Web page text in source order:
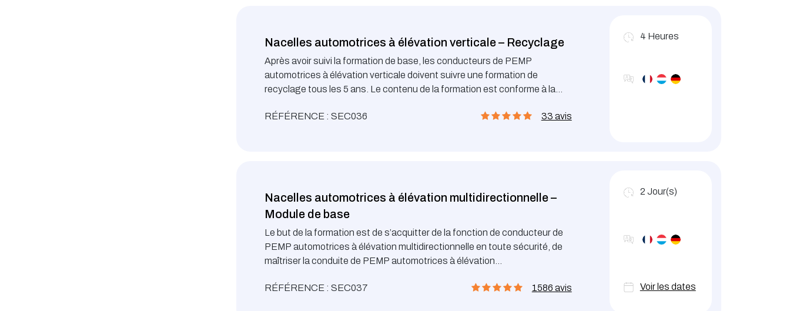
Nacelles automotrices à élévation verticale – Recyclage
Après avoir suivi la formation de base, les conducteurs de PEMP
automotrices à élévation verticale doivent suivre une formation de
recyclage tous les 5 ans. Le contenu de la formation est conforme à la
RÉFÉRENCE : SEC036
33 avis
4 Heures
Nacelles automotrices à élévation multidirectionnelle –
Module de base
Le but de la formation est de s’acquitter de la fonction de conducteur de
PEMP automotrices à élévation multidirectionnelle en toute sécurité, de
maîtriser la conduite de PEMP automotrices à élévation
que les obligations légales
RÉFÉRENCE : SEC037 1586 avis
2 Jour(s)
Voir les dates